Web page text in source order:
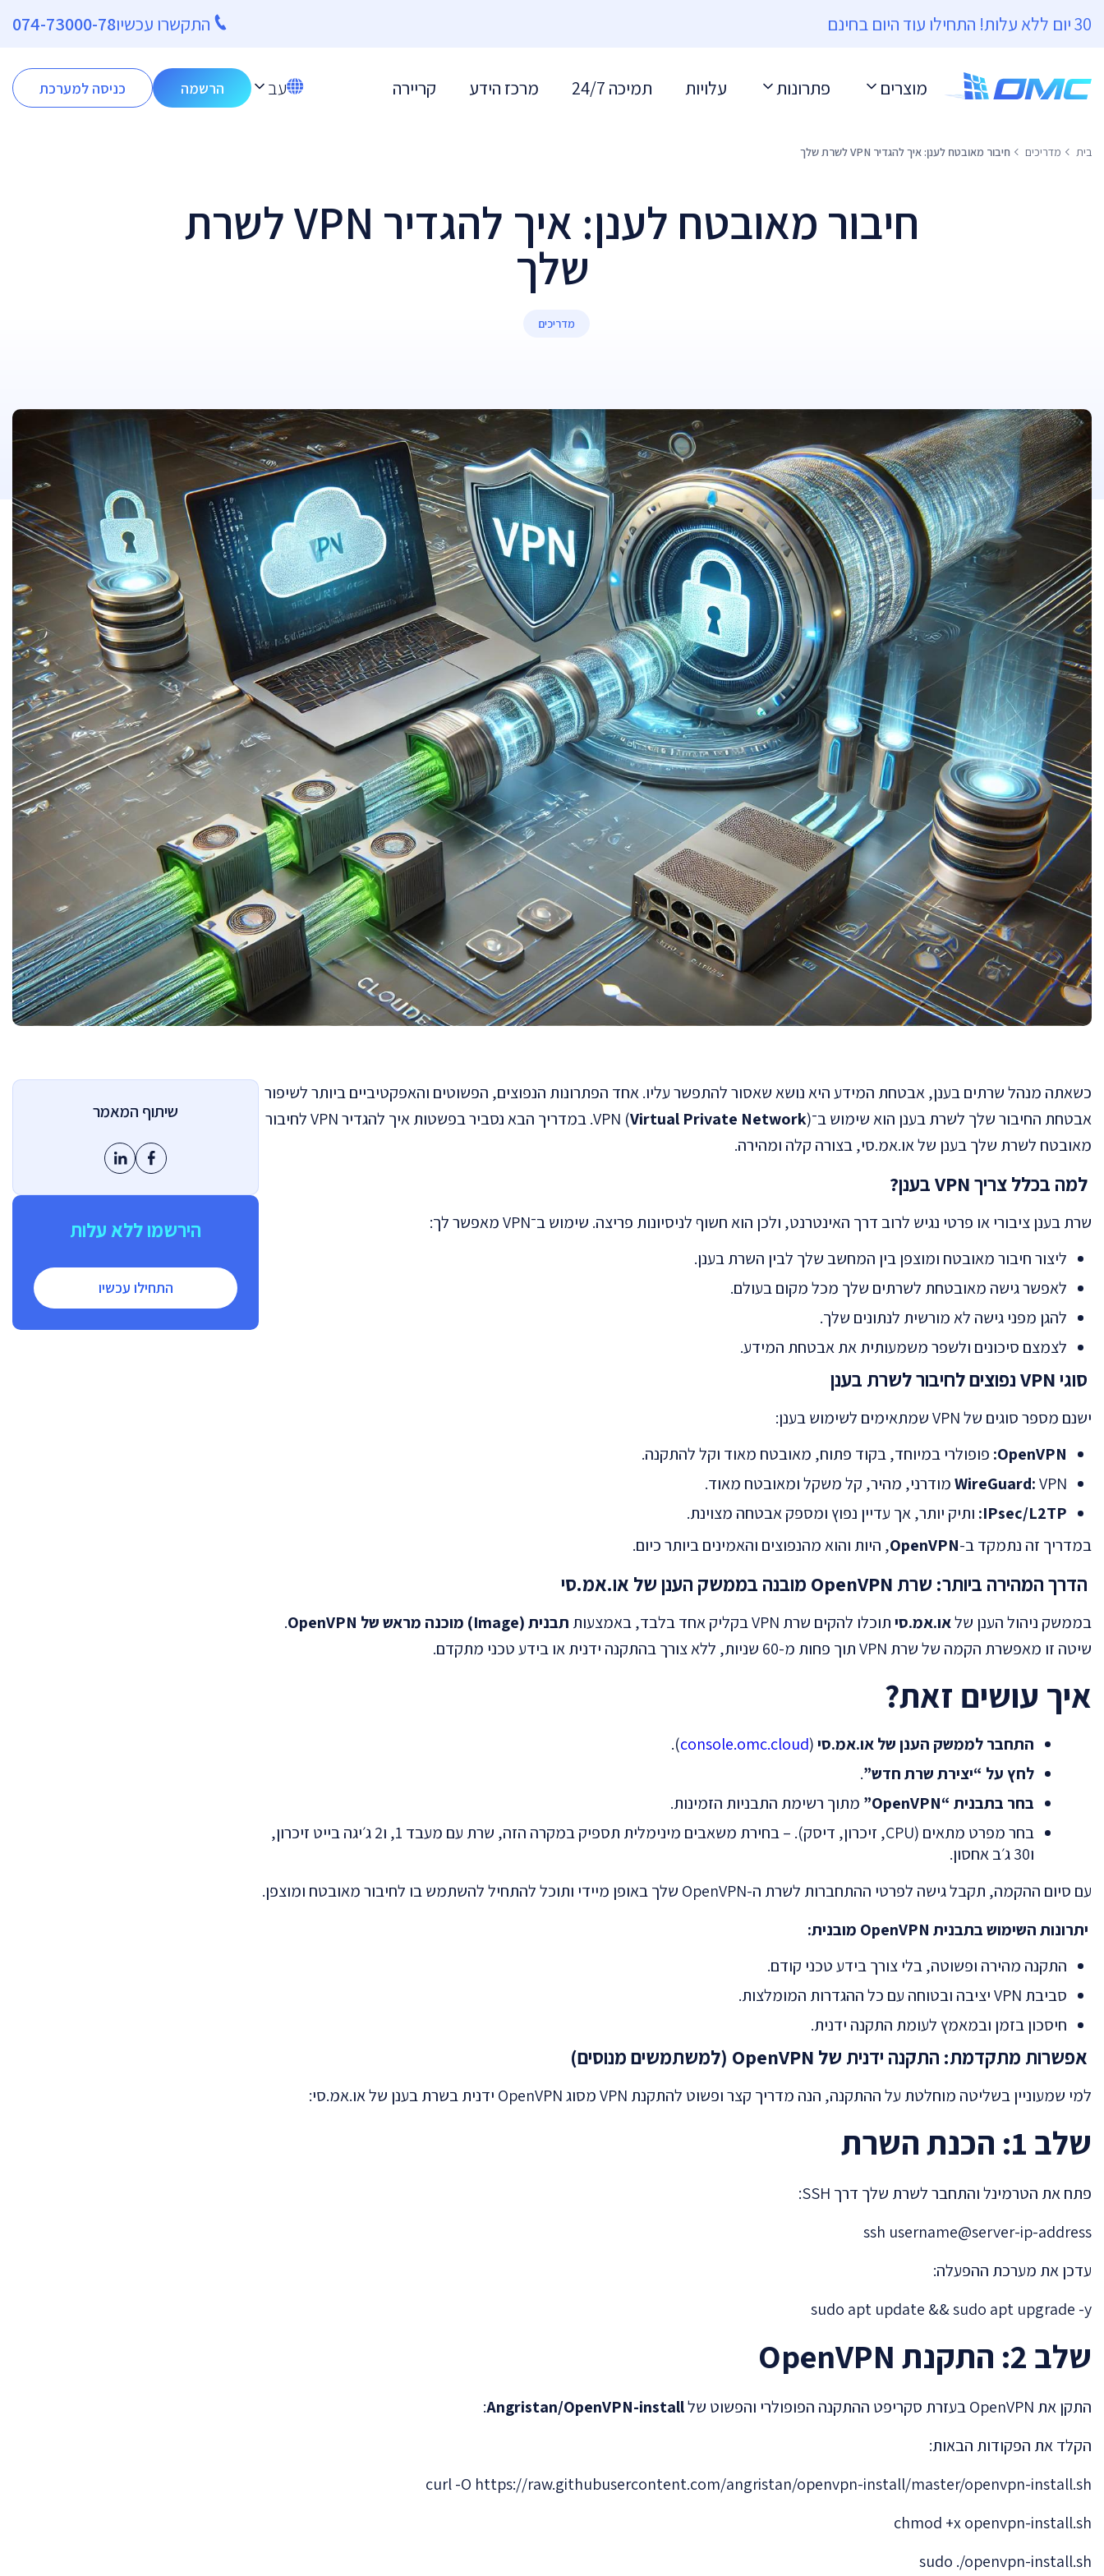
30 יום ללא עלות! התחילו עוד היום בחינם התקשרו עכשיו074-73000-78
מוצרים פתרונות עלויות תמיכה 24/7 מרכז הידע קריירה עב הרשמה כניסה למערכת
בית מדריכים חיבור מאובטח לענן: איך להגדיר VPN לשרת שלך
חיבור מאובטח לענן: איך להגדיר VPN לשרת
שלך
מדריכים
כשאתה מנהל שרתים בענן, אבטחת המידע היא נושא שאסור להתפשר עליו. אחד הפתרונות הנפוצים, הפשוטים והאפקטיביים ביותר לשיפור
אבטחת החיבור שלך לשרת בענן הוא שימוש ב־VPN ( Virtual Private Network
). במדריך הבא נסביר בפשטות איך להגדיר VPN לחיבור
מאובטח לשרת שלך בענן של או.אמ.סי, בצורה קלה ומהירה.
למה בכלל צריך VPN בענן?
שרת בענן ציבורי או פרטי נגיש לרוב דרך האינטרנט, ולכן הוא חשוף לניסיונות פריצה. שימוש ב־VPN מאפשר לך:
ליצור חיבור מאובטח ומוצפן בין המחשב שלך לבין השרת בענן.
לאפשר גישה מאובטחת לשרתים שלך מכל מקום בעולם.
להגן מפני גישה לא מורשית לנתונים שלך.
לצמצם סיכונים ולשפר משמעותית את אבטחת המידע.
סוגי VPN נפוצים לחיבור לשרת בענן
ישנם מספר סוגים של VPN שמתאימים לשימוש בענן:
OpenVPN: פופולרי במיוחד, בקוד פתוח, מאובטח מאוד וקל להתקנה.
WireGuard:VPN מודרני, מהיר, קל משקל ומאובטח מאוד.
IPsec/L2TP: ותיק יותר, אך עדיין נפוץ ומספק אבטחה מצוינת.
במדריך זה נתמקד ב-OpenVPN, היות והוא מהנפוצים והאמינים ביותר כיום.
הדרך המהירה ביותר: שרת OpenVPN מובנה בממשק הענן של או.אמ.סי
בממשק ניהול הענן שלאו.אמ.סיתוכלו להקים שרת VPN בקליק אחד בלבד, באמצעות תבנית (Image) מוכנה מראש של OpenVPN
.
שיטה זו מאפשרת הקמה של שרת VPN תוך פחות מ-60 שניות, ללא צורך בהתקנה ידנית או בידע טכני מתקדם.
איך עושים זאת?
התחבר לממשק הענן של או.אמ.סי(
console.omc.cloud
).
לחץ על “יצירת שרת חדש”.
בחר בתבנית “OpenVPN”
מתוך רשימת התבניות הזמינות.
בחר מפרט מתאים (CPU, זיכרון, דיסק). – בחירת משאבים מינימלית תספיק במקרה הזה, שרת עם מעבד 1, ו2 ג׳יגה בייט זיכרון,
ו30 ג׳ב אחסון.
עם סיום ההקמה, תקבל גישה לפרטי ההתחברות לשרת ה-OpenVPN שלך באופן מיידי ותוכל להתחיל להשתמש בו לחיבור מאובטח ומוצפן.
יתרונות השימוש בתבנית OpenVPN מובנית:
התקנה מהירה ופשוטה, בלי צורך בידע טכני קודם.
סביבת VPN יציבה ובטוחה עם כל ההגדרות המומלצות.
חיסכון בזמן ובמאמץ לעומת התקנה ידנית.
אפשרות מתקדמת: התקנה ידנית של OpenVPN (למשתמשים מנוסים)
למי שמעוניין בשליטה מוחלטת על ההתקנה, הנה מדריך קצר ופשוט להתקנת VPN מסוג OpenVPN ידנית בשרת בענן של או.אמ.סי:
שלב 1: הכנת השרת
פתח את הטרמינל והתחבר לשרת שלך דרך SSH:
ssh username@server-ip-address
עדכן את מערכת ההפעלה:
sudo apt update && sudo apt upgrade -y
שלב 2: התקנת OpenVPN
התקן את OpenVPN בעזרת סקריפט ההתקנה הפופולרי והפשוט של Angristan/OpenVPN-install
:
הקלד את הפקודות הבאות:
curl -O https://raw.githubusercontent.com/angristan/openvpn-install/master/openvpn-install.sh
chmod +x openvpn-install.sh
sudo ./openvpn-install.sh
שיתוף המאמר
הירשמו ללא עלות
התחילו עכשיו